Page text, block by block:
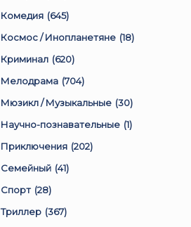
Комедия (645)
Космос / Инопланетяне (18)
Криминал (620)
Мелодрама (704)
Мюзикл / Музыкальные (30)
Научно-познавательные (1)
Приключения (202)
Семейный (41)
Спорт (28)
Триллер (367)